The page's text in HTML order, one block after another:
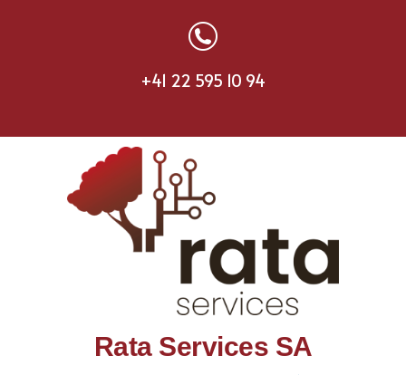
+41 22 595 10 94
Rata Services SA